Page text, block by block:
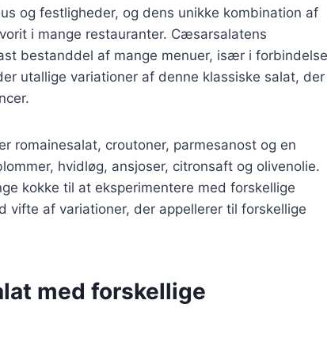
og festligheder, og dens unikke kombination af
i mange restauranter. Cæsarsalatens
bestanddel af mange menuer, især i forbindelse
utallige variationer af denne klassiske salat, der
romainesalat, croutoner, parmesanost og en
hvidløg, ansjoser, citronsaft og olivenolie.
kokke til at eksperimentere med forskellige
vifte af variationer, der appellerer til forskellige
med forskellige